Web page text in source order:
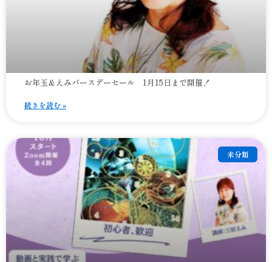
お年玉＆えみバースデーセール 1月15日まで開催！
続きを読む »
未分類